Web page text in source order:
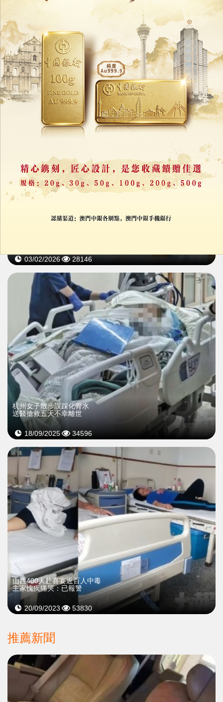
多地爆河豚中毒事故
官方籲勿自行食用
09/02/2026 32556
03/02/2026 28146
杭州女子散步誤踩化骨水
送醫搶救五天不幸離世
18/09/2025 34596
山西400人赴喜宴近百人中毒
主家愧疚痛哭：已報警
20/09/2023 53830
推薦新聞